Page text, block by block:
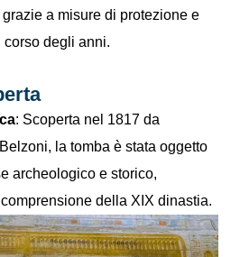
a misure di protezione e
degli anni.
: Scoperta nel 1817 da
la tomba è stata oggetto
archeologico e storico,
della XIX dinastia.